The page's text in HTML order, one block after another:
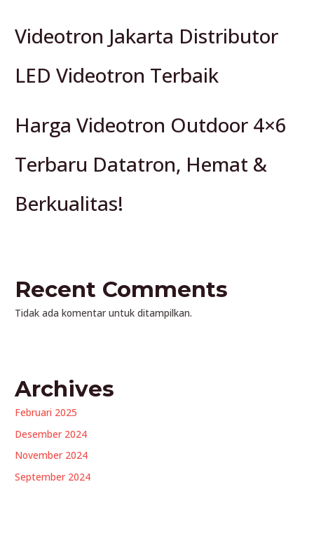
Videotron Jakarta Distributor
LED Videotron Terbaik
Harga Videotron Outdoor 4×6
Terbaru Datatron, Hemat &
Berkualitas!
Recent Comments
Tidak ada komentar untuk ditampilkan.
Archives
Februari 2025
Desember 2024
November 2024
September 2024